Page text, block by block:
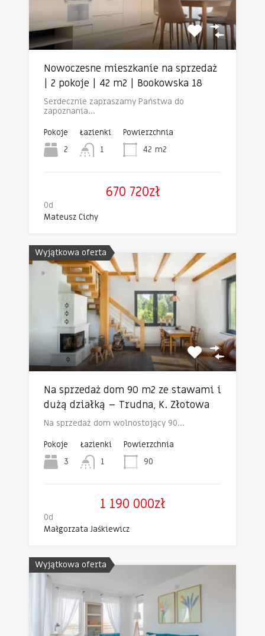
Nowoczesne mieszkanie na sprzedaż
| 2 pokoje | 42 m2 | Bookowska 18
Serdecznie zapraszamy Państwa do
zapoznania…
Pokoje
2
Łazienki
1
Powierzchnia
42 m2
670 720zł
Od
Mateusz Cichy
Wyjątkowa oferta
Na sprzedaż dom 90 m2 ze stawami i
dużą działką – Trudna, K. Złotowa
Na sprzedaż dom wolnostojący 90…
Pokoje
3
Łazienki
1
Powierzchnia
90
1 190 000zł
Od
Małgorzata Jaśkiewicz
Wyjątkowa oferta